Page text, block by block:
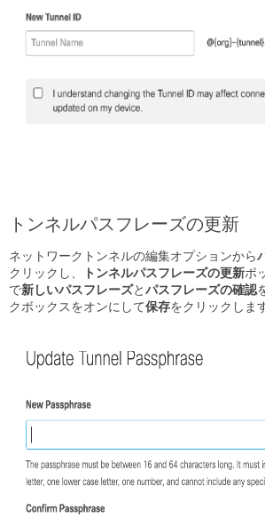
トンネルパスフレーズの更新
ネットワークトンネルの編集オプションから
クリックし、
トンネルパスフレーズの更新ポ
で新しいパスフレーズとパスフレーズの確認
クボックスをオンにして保存をクリックしま